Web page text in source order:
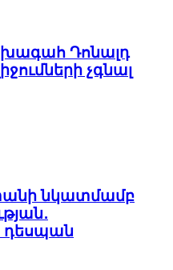
Դոնալդ
չգնալ
նկատմամբ
դեսպան